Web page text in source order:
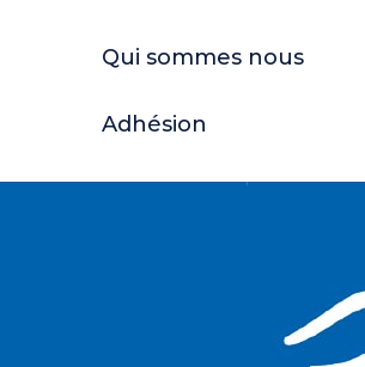
Qui sommes nous
Adhésion